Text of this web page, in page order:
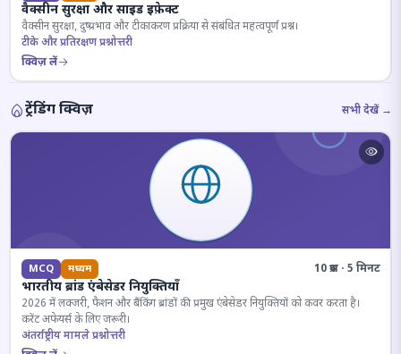
वैक्सीन सुरक्षा और साइड इफ़ेक्ट
वैक्सीन सुरक्षा, दुष्प्रभाव और टीकाकरण प्रक्रिया से संबंधित महत्वपूर्ण प्रश्न।
टीके और प्रतिरक्षण प्रश्नोत्तरी
क्विज़ लें
ट्रेंडिंग क्विज़ सभी देखें →
MCQ मध्यम 10 प्रश्न · 5 मिनट
भारतीय ब्रांड एंबेसेडर नियुक्तियाँ
2026 में लक्जरी, फैशन और बैंकिंग ब्रांडों की प्रमुख एंबेसेडर नियुक्तियों को कवर करता है।
करेंट अफेयर्स के लिए जरूरी।
अंतर्राष्ट्रीय मामले प्रश्नोत्तरी